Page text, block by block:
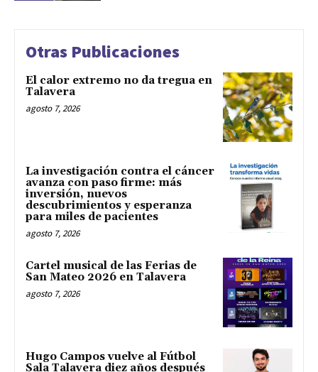
Otras Publicaciones
El calor extremo no da tregua en
Talavera
agosto 7, 2026
La investigación contra el cáncer
avanza con paso firme: más
inversión, nuevos
descubrimientos y esperanza
para miles de pacientes
agosto 7, 2026
Cartel musical de las Ferias de
San Mateo 2026 en Talavera
agosto 7, 2026
Hugo Campos vuelve al Fútbol
Sala Talavera diez años después